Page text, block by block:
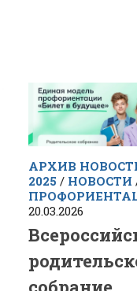
АРХИВ
2025 / НОВОСТИ
20.03.2026